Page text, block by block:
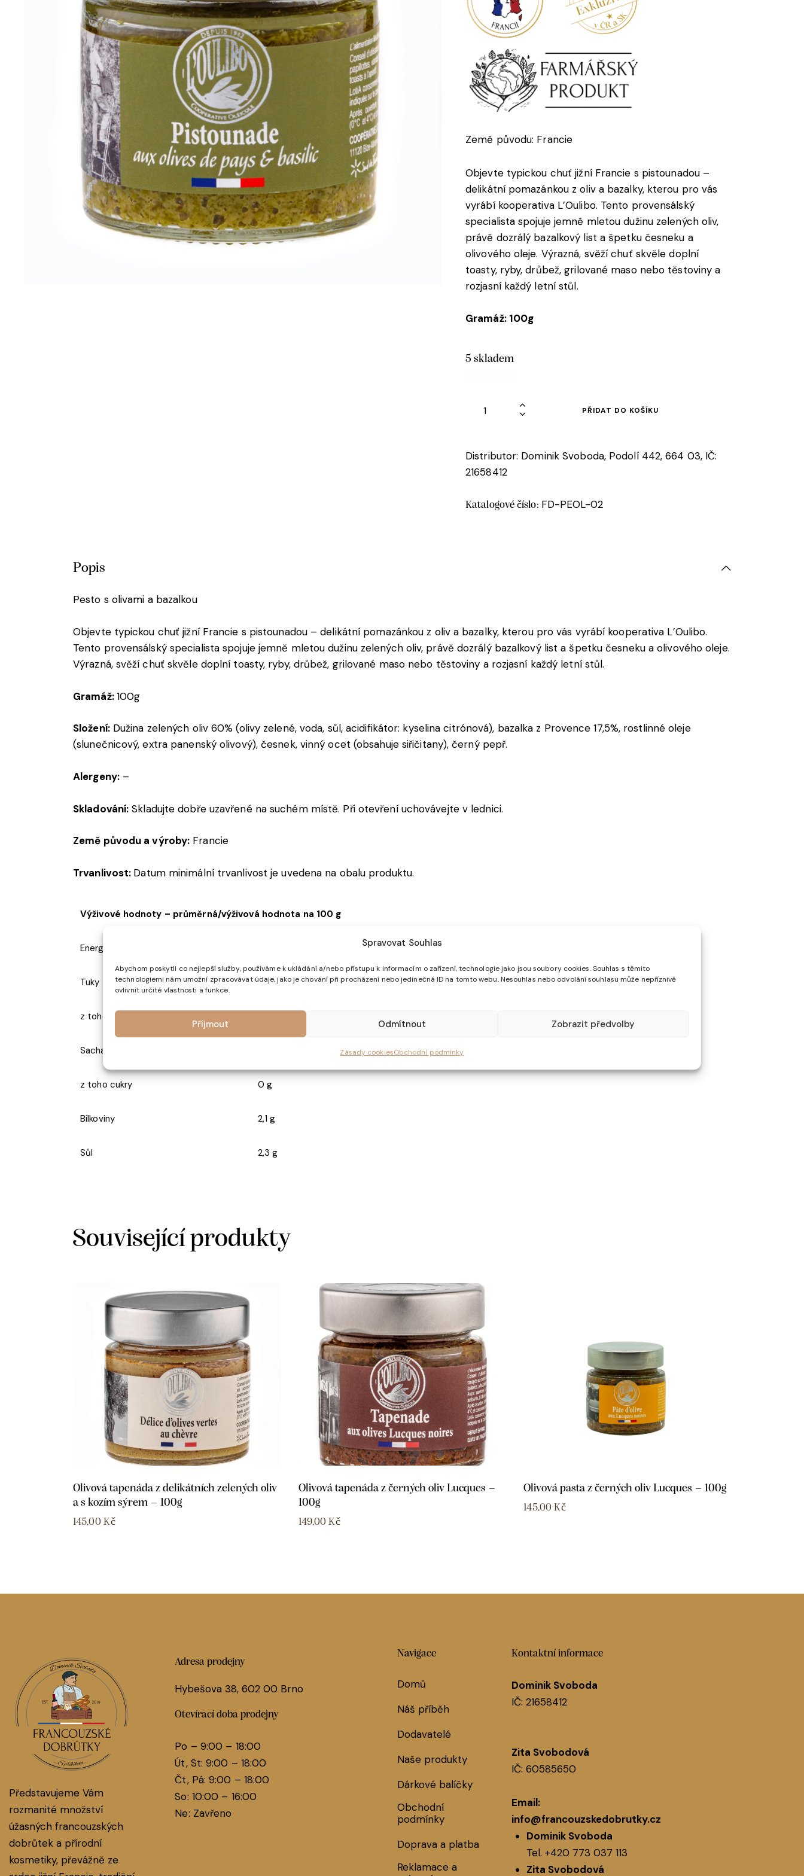
Spravovat Souhlas
Abychom poskytli co nejlepší služby, používáme k ukládání a/nebo přístupu k informacím o zařízení, technologie jako jsou soubory cookies. Souhlas s těmito
technologiemi nám umožní zpracovávat údaje, jako je chování při procházení nebo jedinečná ID na tomto webu. Nesouhlas nebo odvolání souhlasu může nepříznivě
ovlivnit určité vlastnosti a funkce.
Příjmout Odmítnout Zobrazit předvolby
Zásady cookiesObchodní podmínky
Země původu: Francie
Objevte typickou chuť jižní Francie s pistounadou –
delikátní pomazánkou z oliv a bazalky, kterou pro vás
vyrábí kooperativa L’Oulibo. Tento provensálský
specialista spojuje jemně mletou dužinu zelených oliv,
právě dozrálý bazalkový list a špetku česneku a
olivového oleje. Výrazná, svěží chuť skvěle doplní
toasty, ryby, drůbež, grilované maso nebo těstoviny a
rozjasní každý letní stůl.
Gramáž: 100g
5 skladem
PŘIDAT DO KOŠÍKU
Distributor: Dominik Svoboda, Podolí 442, 664 03, IČ:
21658412
Katalogové číslo: FD-PEOL-02
Popis
Pesto s olivami a bazalkou
Objevte typickou chuť jižní Francie s pistounadou – delikátní pomazánkou z oliv a bazalky, kterou pro vás vyrábí kooperativa L’Oulibo.
Tento provensálský specialista spojuje jemně mletou dužinu zelených oliv, právě dozrálý bazalkový list a špetku česneku a olivového oleje.
Výrazná, svěží chuť skvěle doplní toasty, ryby, drůbež, grilované maso nebo těstoviny a rozjasní každý letní stůl.
Gramáž:100g
Složení:Dužina zelených oliv 60% (olivy zelené, voda, sůl, acidifikátor: kyselina citrónová), bazalka z Provence 17,5%, rostlinné oleje
(slunečnicový, extra panenský olivový), česnek, vinný ocet (obsahuje siřičitany), černý pepř.
Alergeny:–
Skladování: Skladujte dobře uzavřené na suchém místě. Při otevření uchovávejte v lednici.
Země původu a výroby: Francie
Trvanlivost: Datum minimální trvanlivost je uvedena na obalu produktu.
Výživové hodnoty – průměrná/výživová hodnota na 100 g
Energetická hodnota
Tuky 27 g
z toho nasycené mastné kyseliny
Sacharidy
z toho cukry 0 g
Bílkoviny 2,1 g
Sůl 2,3 g
Související produkty
Olivová tapenáda z delikátních zelených oliv
a s kozím sýrem – 100g
145,00 Kč
Olivová tapenáda z černých oliv Lucques –
100g
149,00Kč
Olivová pasta z černých oliv Lucques – 100g
145,00Kč
Představujeme Vám
rozmanité množství
úžasných francouzských
dobrůtek a přírodní
kosmetiky, převážně ze
Adresa prodejny
Hybešova 38, 602 00 Brno
Otevírací doba prodejny
Po – 9:00 – 18:00
Út, St: 9:00 – 18:00
Čt, Pá: 9:00 – 18:00
So: 10:00 – 16:00
Ne: Zavřeno
Navigace
Domů
Náš příběh
Dodavatelé
Naše produkty
Dárkové balíčky
Obchodní
podmínky
Doprava a platba
Reklamace a
Kontaktní informace
Dominik Svoboda
IČ: 21658412
Zita Svobodová
IČ: 60585650
Email:
info@francouzskedobrutky.cz
Dominik Svoboda
Tel.+420 773 037 113
Zita Svobodová